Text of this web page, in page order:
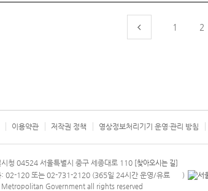
1 2
이용약관 저작권 정책 영상정보처리기기 운영·관리 방침
다산콜재단
시청 04524 서울특별시 중구 세종대로 110 [찾아오시는 길]
: 02-120 또는 02-731-2120 (365일 24시간 운영/유료 안내팝업
)
Government all rights reserved